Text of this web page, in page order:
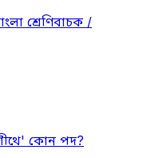
শ্রেণিবাচক /
কোন পদ?